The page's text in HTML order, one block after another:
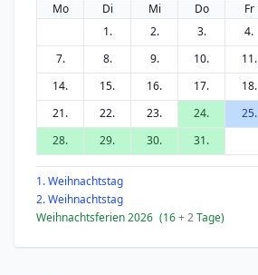
Mo Di Mi Do Fr
1.
2. 3. 4.
7.
8. 9. 10. 11.
14.
15. 16. 17. 18.
21.
22. 23. 24. 25.
28.
29. 30. 31.
1. Weihnachtstag
2. Weihnachtstag
Weihnachtsferien 2026 (16+ 2Tage)